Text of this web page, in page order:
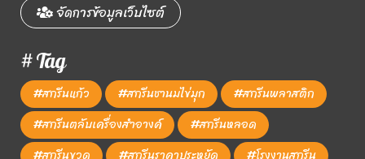
จัดการข้อมูลเว็บไซต์
# Tag
#สกรีนแก้ว #สกรีนชานมไข่มุก
#สกรีนพลาสติก
#สกรีนตลับเครื่องสำอางค์
#สกรีนหลอด